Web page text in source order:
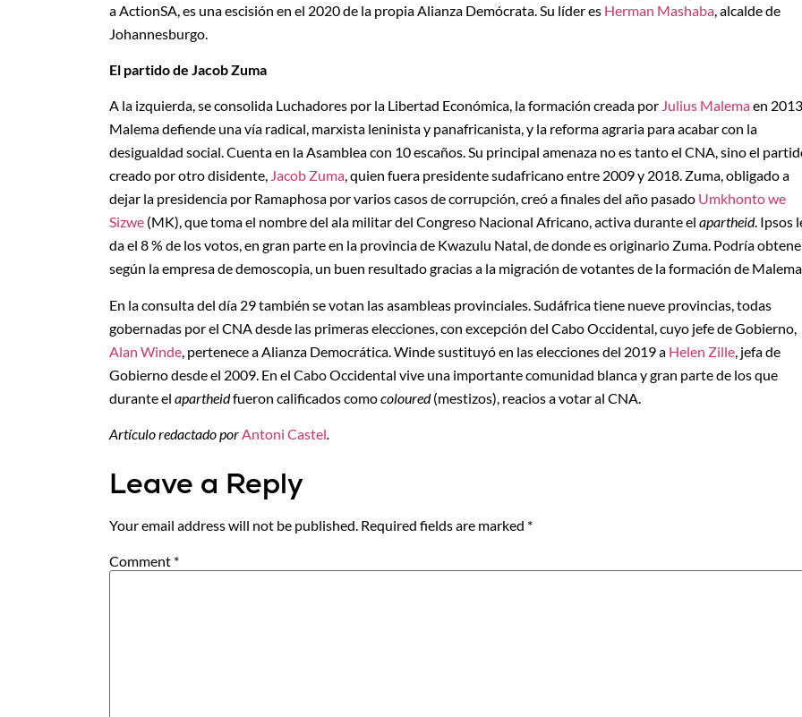
a ActionSA, es una escisión en el 2020 de la propia Alianza Demócrata. Su líder es Herman Mashaba , alcalde de
Johannesburgo.
El partido de Jacob Zuma
A la izquierda, se consolida Luchadores por la Libertad Económica, la formación creada por Julius Malemaen
Malema defiende una vía radical, marxista leninista y panafricanista, y la reforma agraria para acabar con la
desigualdad social. Cuenta en la Asamblea con 10 escaños. Su principal amenaza no es tanto el CNA, sino el
creado por otro disidente, Jacob Zuma, quien fuera presidente sudafricano entre 2009 y 2018. Zuma, obligado a
dejar la presidencia por Ramaphosa por varios casos de corrupción, creó a finales del año pasado Umkhonto we
Sizwe (MK), que toma el nombre del ala militar del Congreso Nacional Africano, activa durante el apartheid. Ipsos
da el 8 % de los votos, en gran parte en la provincia de Kwazulu Natal, de donde es originario Zuma. Podría
según la empresa de demoscopia, un buen resultado gracias a la migración de votantes de la formación de
En la consulta del día 29 también se votan las asambleas provinciales. Sudáfrica tiene nueve provincias, todas
gobernadas por el CNA desde las primeras elecciones, con excepción del Cabo Occidental, cuyo jefe de Gobierno,
Alan Winde, pertenece a Alianza Democrática. Winde sustituyó en las elecciones del 2019 a Helen Zille, jefa de
Gobierno desde el 2009. En el Cabo Occidental vive una importante comunidad blanca y gran parte de los que
durante el apartheidfueron calificados comocoloured(mestizos), reacios a votar al CNA.
Artículo redactado porAntoni Castel.
Leave a Reply
Your email address will not be published. Required fields are marked *
Comment *